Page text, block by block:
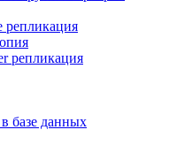
репликация
репликация
базе данных